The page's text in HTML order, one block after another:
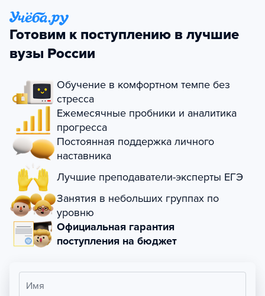
Готовим к поступлению в лучшие
вузы России
Обучение в комфортном темпе без
стресса
Ежемесячные пробники и аналитика
прогресса
Постоянная поддержка личного
наставника
Лучшие преподаватели-эксперты ЕГЭ
Занятия в небольших группах по
уровню
Официальная гарантия
поступления на бюджет
Имя